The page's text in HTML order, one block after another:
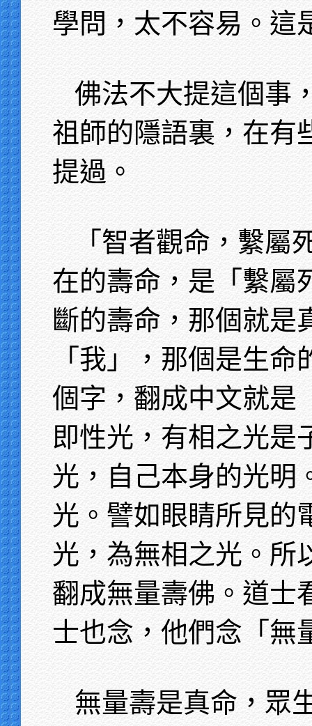
學問，太不容易。這
佛法不大提這個事
祖師的隱語裏，在有
提過。
「智者觀命，繫屬
在的壽命，是「繫屬
斷的壽命，那個就是
「我」，那個是生
個字，翻成中文就是
即性光，有相之光是
光，自己本身的光明
光。譬如眼睛所見的
光，為無相之光。所
翻成無量壽佛。道士
士也念，他們念「無
無量壽是真命，眾